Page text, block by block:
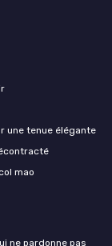
une tenue élégante
mao
ne pardonne pas